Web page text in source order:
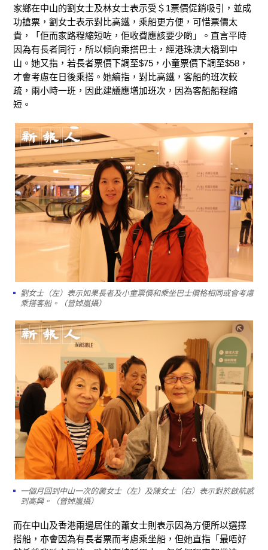
家鄉在中山的劉女士及林女士表示受＄1票價促銷吸引，並成
功搶票，劉女士表示對比高鐵，乘船更方便，可惜票價太
貴，「佢而家路程縮短咗，佢收費應該要少啲」。直言平時
因為有長者同行，所以傾向乘搭巴士，經港珠澳大橋到中
山。她又指，若長者票價下調至$75，小童票價下調至$58，
才會考慮在日後乘搭。她續指，對比高鐵，客船的班次較
疏，兩小時一班，因此建議應增加班次，因為客船船程縮
短。
劉女士（左）表示如果長者及小童票價和乘坐巴士價格相同或會考慮
乘搭客船。（曾婥嵐攝）
一個月回到中山一次的蕭女士（左）及陳女士（右）表示對於啟航感
到高興。（曾婥嵐攝）
而在中山及香港兩邊居住的蕭女士則表示因為方便所以選擇
搭船，亦會因為有長者票而考慮乘坐船，但她直指「最唔好